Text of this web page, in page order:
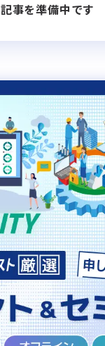
記事を準備中です